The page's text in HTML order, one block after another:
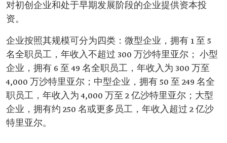
对初创企业和处于早期发展阶段的企业提供资本投
资。
企业按照其规模可分为四类：微型企业，拥有 1 至 5
名全职员工，年收入不超过 300 万沙特里亚尔； 小型
企业，拥有 6 至 49 名全职员工，年收入为 300 万至
4,000 万沙特里亚尔；中型企业，拥有 50 至 249 名全
职员工，年收入为 4,000 万至 2 亿沙特里亚尔；大型
企业，拥有约 250 名或更多员工，年收入超过 2 亿沙
特里亚尔。